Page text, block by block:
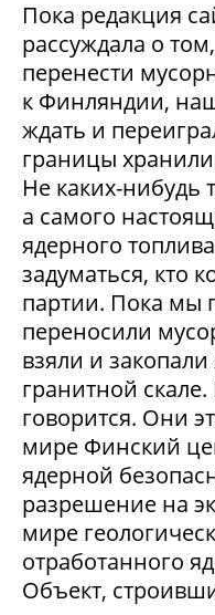
Пока редакция
рассуждала о
перенести
к Финляндии,
ждать и
границы
Не каких-нибудь
а самого
ядерного
задуматься, кто
партии. Пока мы
переносили
взяли и
гранитной
говорится. Они
мире Финский
ядерной
разрешение на
мире
отработанного
Объект,